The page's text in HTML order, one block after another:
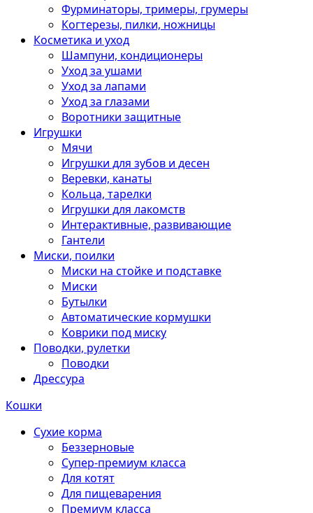
Фурминаторы, тримеры, грумеры
Когтерезы, пилки, ножницы
Косметика и уход
Шампуни, кондиционеры
Уход за ушами
Уход за лапами
Уход за глазами
Воротники защитные
Игрушки
Мячи
Игрушки для зубов и десен
Веревки, канаты
Кольца, тарелки
Игрушки для лакомств
Интерактивные, развивающие
Гантели
Миски, поилки
Миски на стойке и подставке
Миски
Бутылки
Автоматические кормушки
Коврики под миску
Поводки, рулетки
Поводки
Дрессура
Кошки
Сухие корма
Беззерновые
Супер-премиум класса
Для котят
Для пищеварения
Премиум класса